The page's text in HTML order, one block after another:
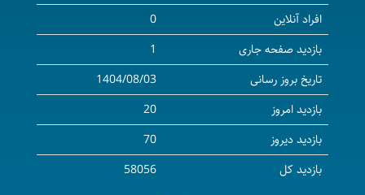
کنفرانس علمی مدیریت جراحی‌های غیر قلبی در بیماران
قلبی
آغاز فرایند انتخاب پژوهشگران و فناوران برتر دانشگاه
هفدهمین کنفرانس ارزیابی و تضمین کیفیت در
نظام‌های دانشگاهی
دومین جشنواره ملی فناوری‌های توانبخشی
فراخوان اولین رویداد توسعه‌ی فناوری‌های نوین
افراد آنلاین
0
بازدید صفحه جاری
1
تاریخ بروز رسانی
1404/08/03
بازدید امروز
20
بازدید دیروز
70
بازدید کل
58056